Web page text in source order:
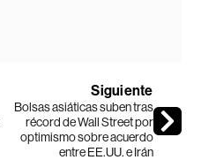
Siguiente
Bolsas asiáticas suben tras
récord de Wall Street por
optimismo sobre acuerdo
entre EE.UU. e Irán